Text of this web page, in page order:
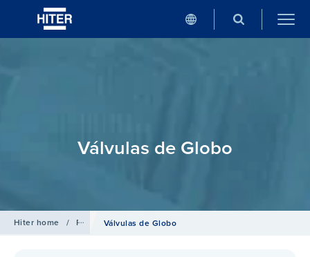
Válvulas de Globo
Hiter home / ProductosVálvulas de Globo